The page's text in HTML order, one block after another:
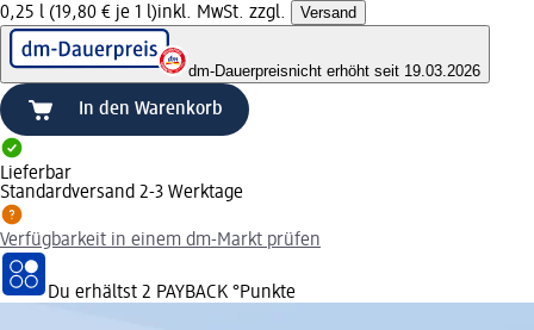
0,25 l (19,80 € je 1 l)inkl. MwSt. zzgl. Versand
dm-Dauerpreisnicht erhöht seit 19.03.2026
In den Warenkorb
Lieferbar
Standardversand 2-3 Werktage
Verfügbarkeit in einem dm-Markt prüfen
Du erhältst 2 PAYBACK °Punkte